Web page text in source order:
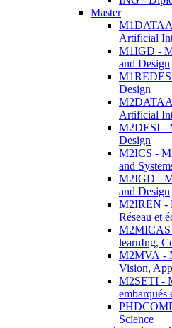
Master
Artificial
M1IGD -
and Design
Design
Artificial
M2DESI -
Design
M2ICS -
and
M2IGD -
and Design
M2IREN -
Réseau et
M2MICAS
learnIng,
M2MVA -
Vision,
M2SETI -
embarqués
Science